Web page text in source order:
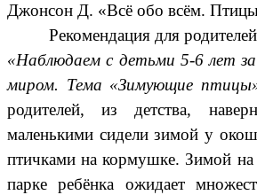
Джонсон Д. «Всё обо всём.
Рекомендация для родителей
«Наблюдаем с детьми 5-6 лет
миром. Тема «Зимующие
родителей, из детства,
маленькими сидели зимой у
птичками на кормушке. Зимой на
парке ребёнка ожидает